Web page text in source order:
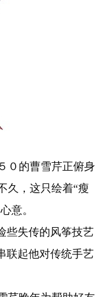
０的曹雪芹正俯身
久，这只绘着“瘦
意。
失传的风筝技艺
联起他对传统手艺